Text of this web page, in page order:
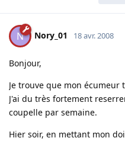
N Nory_01 18 avr. 2008
Bonjour,
Je trouve que mon
J'ai du très fortement
coupelle par semaine.
Hier soir, en mettant mon